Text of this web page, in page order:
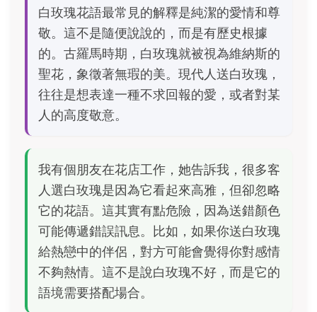
白玫瑰花語最常見的解釋是純潔的愛情和尊
敬。這不是隨便說說的，而是有歷史根據
的。古羅馬時期，白玫瑰就被視為維納斯的
聖花，象徵著無瑕的美。現代人送白玫瑰，
往往是想表達一種不求回報的愛，或者對某
人的高度敬意。
我有個朋友在花店工作，她告訴我，很多客
人選白玫瑰是因為它看起來高雅，但卻忽略
它的花語。這其實有點危險，因為送錯顏色
可能傳遞錯誤訊息。比如，如果你送白玫瑰
給熱戀中的伴侶，對方可能會覺得你對感情
不夠熱情。這不是說白玫瑰不好，而是它的
語境需要搭配場合。